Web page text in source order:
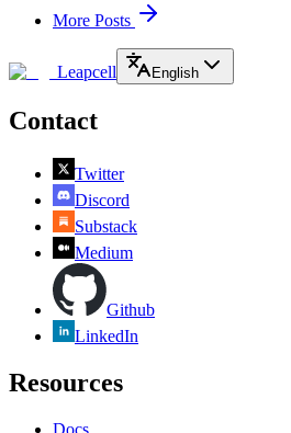
More Posts
Leapcell English
Contact
Twitter
Discord
Substack
Medium
Github
LinkedIn
Resources
Docs